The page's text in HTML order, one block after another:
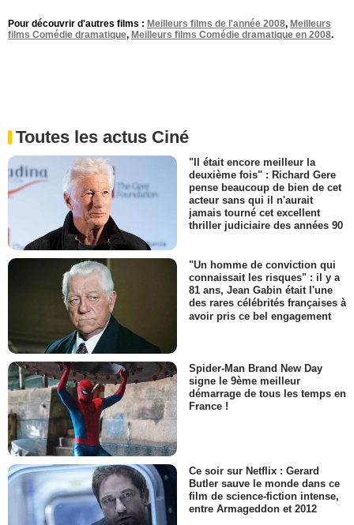
Pour découvrir d'autres films : Meilleurs films de l'année 2008, Meilleurs
films Comédie dramatique, Meilleurs films Comédie dramatique en 2008.
Toutes les actus Ciné
"Il était encore meilleur la
deuxième fois" : Richard Gere
pense beaucoup de bien de cet
acteur sans qui il n'aurait
jamais tourné cet excellent
thriller judiciaire des années 90
"Un homme de conviction qui
connaissait les risques" : il y a
81 ans, Jean Gabin était l'une
des rares célébrités françaises à
avoir pris ce bel engagement
Spider-Man Brand New Day
signe le 9ème meilleur
démarrage de tous les temps en
France !
Ce soir sur Netflix : Gerard
Butler sauve le monde dans ce
film de science-fiction intense,
entre Armageddon et 2012